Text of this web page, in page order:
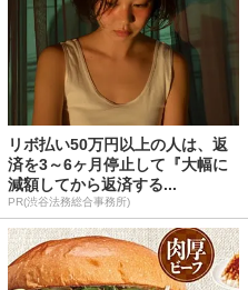
リボ払い50万円以上の人は、返
済を3～6ヶ月停止して『大幅に
減額してから返済する...
PR(渋谷法務総合事務所)